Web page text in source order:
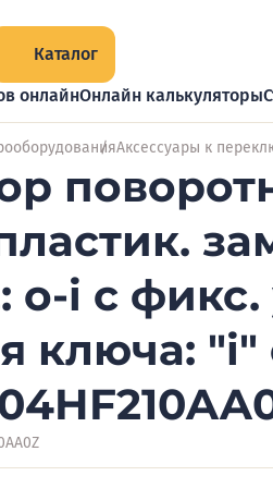
Каталог
онлайнОнлайн калькуляторы
Аксессуары к
o-i с фикс.
ключа: "i"